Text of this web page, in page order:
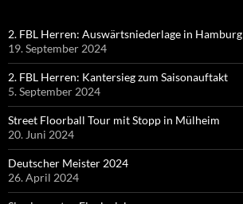
2. FBL Herren: Auswärtsniederlage in Hamburg
19. September 2024
2. FBL Herren: Kantersieg zum Saisonauftakt
5. September 2024
Street Floorball Tour mit Stopp in Mülheim
20. Juni 2024
Deutscher Meister 2024
26. April 2024